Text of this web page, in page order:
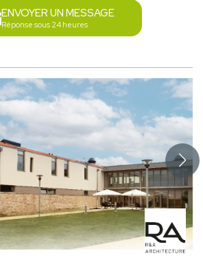
ENVOYER UN MESSAGE
Réponse sous 24 heures